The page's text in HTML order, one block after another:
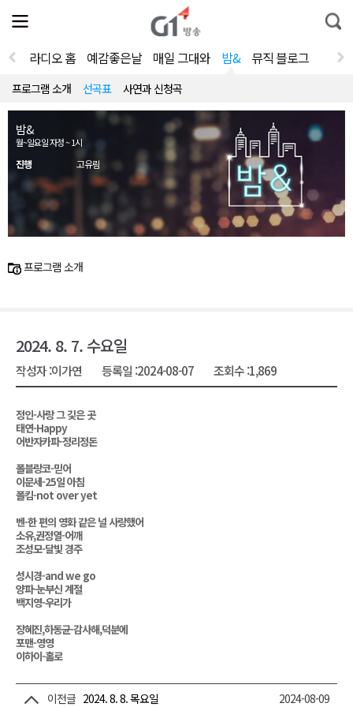
전
체
뉴
열
통
합
라디오 홈 예감좋은날 매일 그대와 밤& 뮤직 블로그
프로그램 소개 선곡표 사연과 신청곡
밤&
월~일요일 자정 ~ 1시
진행 고유림
프로그램 소개
2024. 8. 7. 수요일
작성자 :이가연 등록일 :2024-08-07 조회수 :1,869
정인-사랑 그 깇은 곳
태연-Happy
어반자카파-정리정돈
폴블랑코-믿어
이문세-25일 아침
폴킴-not over yet
벤-한 편의 영화 같은 널 사랑했어
소유,권정열-어깨
조성모-달빛 경주
성시경-and we go
양파-눈부신 계절
백지영-우리가
장혜진,하동균-감사해,덕분에
포맨-영영
이하이-홀로
이전글 2024. 8. 8. 목요일 2024-08-09